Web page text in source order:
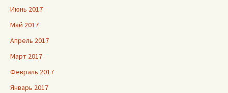
Июнь 2017
Май 2017
Апрель 2017
Март 2017
Февраль 2017
Январь 2017